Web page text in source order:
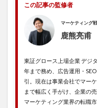
Planet
2.1
年収
2.2
福利
厚生
3
株
式会社
この記事の監修者
マーケティング
鹿熊亮甫
東証グロース上場企業 デジ
年まで務め、広告運用・
引。現在は事業会社でマー
まで幅広く手がけ、企業の売
マーケティング業界の転職